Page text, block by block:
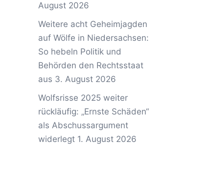
August 2026
Weitere acht Geheimjagden
auf Wölfe in Niedersachsen:
So hebeln Politik und
Behörden den Rechtsstaat
aus 3. August 2026
Wolfsrisse 2025 weiter
rückläufig: „Ernste Schäden“
als Abschussargument
widerlegt 1. August 2026